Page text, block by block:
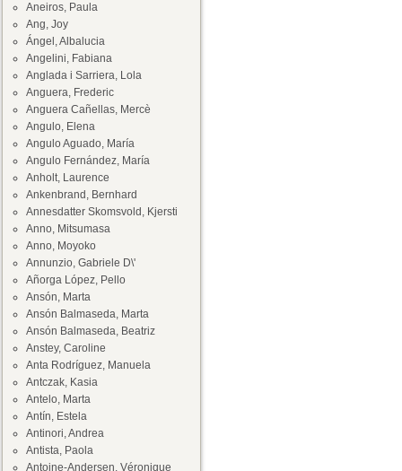
Aneiros, Paula
Ang, Joy
Ángel, Albalucia
Angelini, Fabiana
Anglada i Sarriera, Lola
Anguera, Frederic
Anguera Cañellas, Mercè
Angulo, Elena
Angulo Aguado, María
Angulo Fernández, María
Anholt, Laurence
Ankenbrand, Bernhard
Annesdatter Skomsvold, Kjersti
Anno, Mitsumasa
Anno, Moyoko
Annunzio, Gabriele D\'
Añorga López, Pello
Ansón, Marta
Ansón Balmaseda, Marta
Ansón Balmaseda, Beatriz
Anstey, Caroline
Anta Rodríguez, Manuela
Antczak, Kasia
Antelo, Marta
Antín, Estela
Antinori, Andrea
Antista, Paola
Antoine-Andersen, Véronique